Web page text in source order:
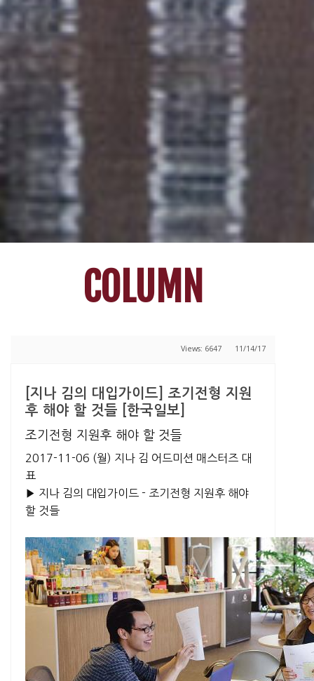
COLUMN
Views: 6647 11/14/17
[지나 김의 대입가이드] 조기전형 지원
후 해야 할 것들 [한국일보]
조기전형 지원후 해야 할 것들
2017-11-06 (월) 지나 김 어드미션 매스터즈 대
표
▶ 지나 김의 대입가이드 - 조기전형 지원후 해야
할 것들